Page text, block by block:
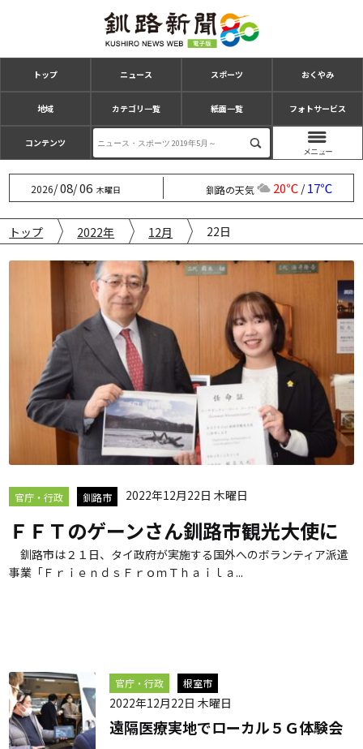
トップ ニュース スポーツ おくやみ
地域 カテゴリ一覧 紙面一覧 フォトサービス
コンテンツ
2026/08/06 木曜日 釧路の天気 20℃/17℃
トップ 2022年 12月 22日
官庁・行政 釧路市 2022年12月22日 木曜日
ＦＦＴのゲーンさん釧路市観光大使に
釧路市は２１日、タイ政府が実施する国外へのボランティア派遣
事業「ＦｒｉｅｎｄｓＦｒｏｍＴｈａｉｌａ...
官庁・行政 根室市
2022年12月22日 木曜日
遠隔医療実地でローカル５Ｇ体験会